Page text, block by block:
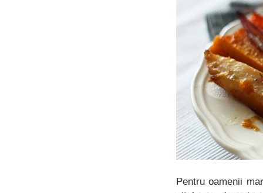
Pentru oamenii